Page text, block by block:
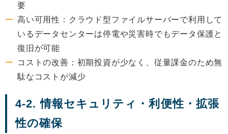
要
高い可用性：クラウド型ファイルサーバーで利用して
いるデータセンターは停電や災害時でもデータ保護と
復旧が可能
コストの改善：初期投資が少なく、従量課金のため無
駄なコストが減少
4-2. 情報セキュリティ・利便性・拡張
性の確保